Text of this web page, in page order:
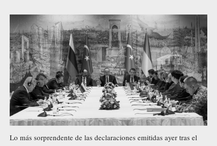
Lo más sorprendente de las declaraciones emitidas ayer tras el